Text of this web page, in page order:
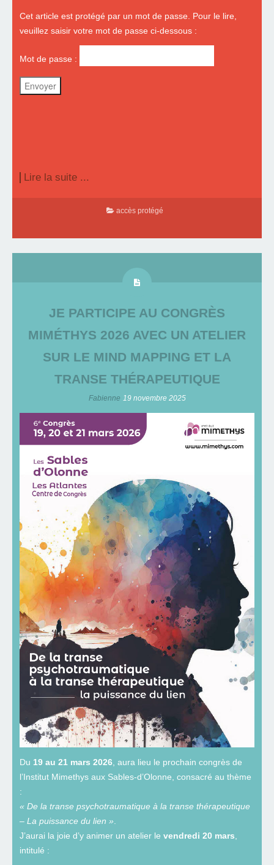
Cet article est protégé par un mot de passe. Pour le lire,
veuillez saisir votre mot de passe ci-dessous :
Mot de passe :
Lire la suite ...
accès protégé
JE PARTICIPE AU CONGRÈS
MIMÉTHYS 2026 AVEC UN ATELIER
SUR LE MIND MAPPING ET LA
TRANSE THÉRAPEUTIQUE
Fabienne 19 novembre 2025
Du 19 au 21 mars 2026 , aura lieu le prochain congrès de
l’Institut Mimethys aux Sables-d’Olonne, consacré au thème
:
« De la transe psychotraumatique à la transe thérapeutique
– La puissance du lien »
J’aurai la joie d’y animer un atelier le vendredi 20 mars
intitulé :